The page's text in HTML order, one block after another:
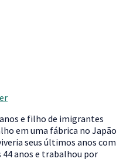
e filho de imigrantes
em uma fábrica no Japão
seus últimos anos com
44 anos e trabalhou por